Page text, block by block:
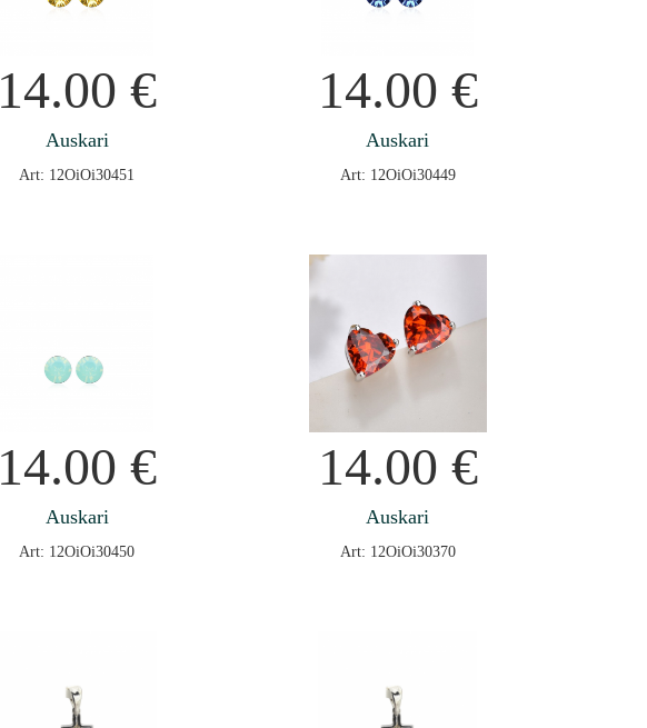
14.00€
Auskari
Art: 12OiOi30451
14.00 €
Auskari
Art: 12OiOi30449
14.00€
Auskari
Art: 12OiOi30450
14.00 €
Auskari
Art: 12OiOi30370